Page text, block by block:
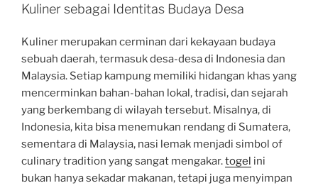
Kuliner sebagai Identitas Budaya Desa
Kuliner merupakan cerminan dari kekayaan budaya
sebuah daerah, termasuk desa-desa di Indonesia dan
Malaysia. Setiap kampung memiliki hidangan khas yang
mencerminkan bahan-bahan lokal, tradisi, dan sejarah
yang berkembang di wilayah tersebut. Misalnya, di
Indonesia, kita bisa menemukan rendang di Sumatera,
sementara di Malaysia, nasi lemak menjadi simbol of
culinary tradition yang sangat mengakar.togel ini
bukan hanya sekadar makanan, tetapi juga menyimpan